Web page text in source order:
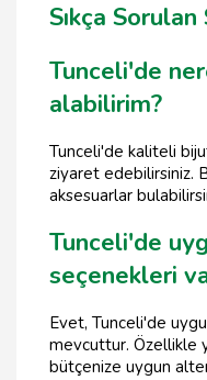
Sıkça
Tunceli'de
alabilirim?
Tunceli'de kaliteli
ziyaret edebilirsiniz.
aksesuarlar
Tunceli'de
seçenekleri
Evet, Tunceli'de
mevcuttur. Özellikle
bütçenize uygun